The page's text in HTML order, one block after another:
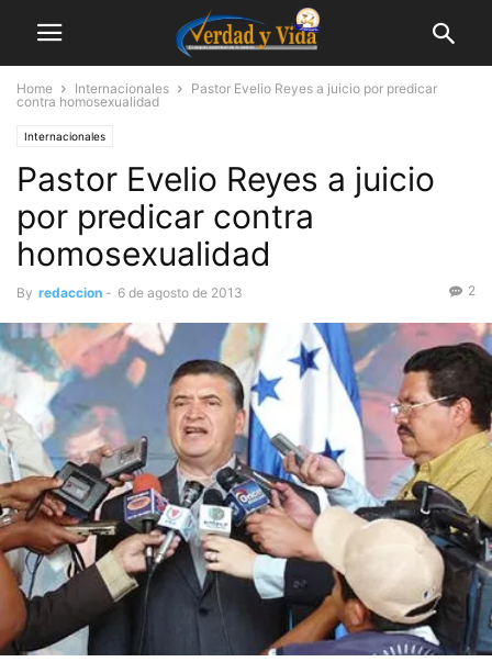
Home Internacionales
Pastor Evelio Reyes a juicio por predicar
contra homosexualidad
Internacionales
Pastor Evelio Reyes a juicio
por predicar contra
homosexualidad
By redaccion - 6 de agosto de 2013 2